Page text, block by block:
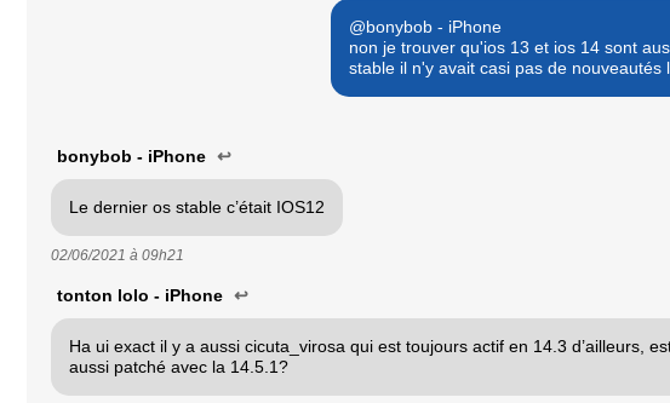
@bonybob - iPhone
non je trouver qu'ios 13 et ios 14 sont
stable il n'y avait casi pas de
bonybob - iPhone ↩
Le dernier os stable c’était IOS12
02/06/2021 à 09h21
tonton lolo - iPhone ↩
Ha ui exact il y a aussi cicuta_virosa qui est toujours actif en 14.3 d’ailleurs,
aussi patché avec la 14.5.1?